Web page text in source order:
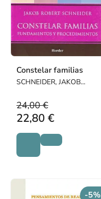
Constelar familias
SCHNEIDER, JAKOB
24,00 €
22,80 €
-5%